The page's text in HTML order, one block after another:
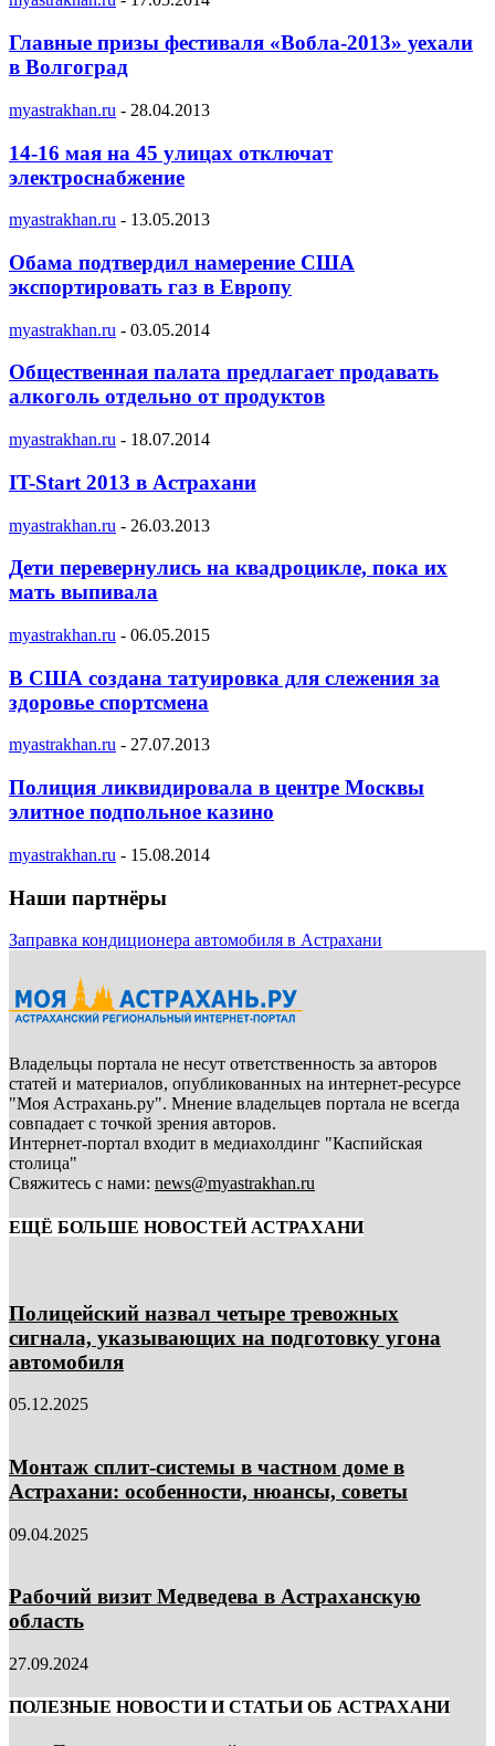
Главные призы фестиваля «Вобла-2013» уехали
в Волгоград
myastrakhan.ru - 28.04.2013
14-16 мая на 45 улицах отключат
электроснабжение
myastrakhan.ru - 13.05.2013
Обама подтвердил намерение США
экспортировать газ в Европу
myastrakhan.ru - 03.05.2014
Общественная палата предлагает продавать
алкоголь отдельно от продуктов
myastrakhan.ru - 18.07.2014
IT-Start 2013 в Астрахани
myastrakhan.ru - 26.03.2013
Дети перевернулись на квадроцикле, пока их
мать выпивала
myastrakhan.ru - 06.05.2015
В США создана татуировка для слежения за
здоровье спортсмена
myastrakhan.ru - 27.07.2013
Полиция ликвидировала в центре Москвы
элитное подпольное казино
myastrakhan.ru - 15.08.2014
Наши партнёры
Заправка кондиционера автомобиля в Астрахани
Владельцы портала не несут ответственность за авторов
статей и материалов, опубликованных на интернет-ресурсе
"Моя Астрахань.ру". Мнение владельцев портала не всегда
совпадает с точкой зрения авторов.
Интернет-портал входит в медиахолдинг "Каспийская
столица"
Свяжитесь с нами: news@myastrakhan.ru
ЕЩЁ БОЛЬШЕ НОВОСТЕЙ АСТРАХАНИ
Полицейский назвал четыре тревожных
сигнала, указывающих на подготовку угона
автомобиля
05.12.2025
Монтаж сплит-системы в частном доме в
Астрахани: особенности, нюансы, советы
09.04.2025
Рабочий визит Медведева в Астраханскую
область
27.09.2024
ПОЛЕЗНЫЕ НОВОСТИ И СТАТЬИ ОБ АСТРАХАНИ